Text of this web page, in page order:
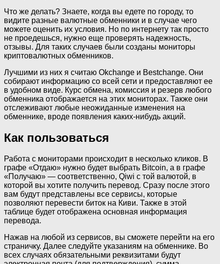
Что же делать? Знаете, когда вы едете по городу, то
видите разные валютные обменники и в случае чего
можете оценить их условия. Но по интернету так просто
не проедешься, нужно еще проверять надежность,
отзывы. Для таких случаев были созданы мониторы
криптовалютных обменников.
Лучшими из них я считаю Okchange и Bestchange. Они
собирают информацию со всей сети и предоставляют ее
в удобном виде. Курс обмена, комиссия и резерв любого
обменника отображается на этих мониторах. Также они
отслеживают любые неожиданные изменения на
обменнике, вроде появления каких-нибудь акций.
Как пользоваться
Работа с мониторами происходит в несколько кликов. В
графе «Отдаю» нужно будет выбрать Bitcoin, а в графе
«Получаю» — соответственно, Qiwi с той валютой, в
которой вы хотите получить перевод. Сразу после этого
вам будут представлены все сервисы, которые
позволяют перевести биток на Киви. Также в этой
таблице будет отображена основная информация
перевода.
Нажав на любой из сервисов, вы сможете перейти на его
страничку. Далее следуйте указаниям на обменнике. Во
всех случаях обязательными реквизитами будут